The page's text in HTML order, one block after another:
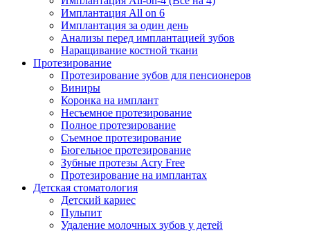
Имплантация All on 6
Имплантация за один день
Анализы перед имплантацией зубов
Наращивание костной ткани
Протезирование
Протезирование зубов для пенсионеров
Виниры
Коронка на имплант
Несъемное протезирование
Полное протезирование
Съемное протезирование
Бюгельное протезирование
Зубные протезы Acry Free
Протезирование на имплантах
Детская стоматология
Детский кариес
Пульпит
Удаление молочных зубов у детей